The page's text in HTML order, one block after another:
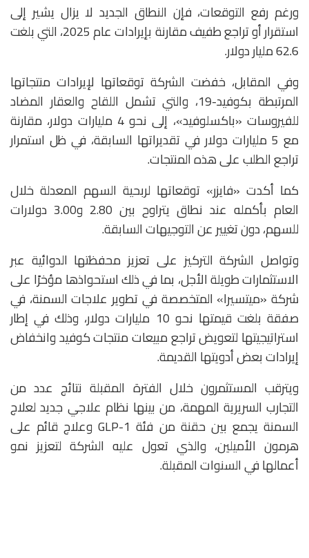
ورغم رفع التوقعات، فإن النطاق الجديد لا يزال يشير إلى
استقرار أو تراجع طفيف مقارنة بإيرادات عام 2025، التي بلغت
62.6 مليار دولار.
وفي المقابل، خفضت الشركة توقعاتها لإيرادات منتجاتها
المرتبطة بكوفيد-19، والتي تشمل اللقاح والعقار المضاد
للفيروسات «باكسلوفيد»، إلى نحو 4 مليارات دولار، مقارنة
مع 5 مليارات دولار في تقديراتها السابقة، في ظل استمرار
تراجع الطلب على هذه المنتجات.
كما أكدت «فايزر» توقعاتها لربحية السهم المعدلة خلال
العام بأكمله عند نطاق يتراوح بين 2.80 و3.00 دولارات
للسهم، دون تغيير عن التوجيهات السابقة.
وتواصل الشركة التركيز على تعزيز محفظتها الدوائية عبر
الاستثمارات طويلة الأجل، بما في ذلك استحواذها مؤخرًا على
شركة «ميتسيرا» المتخصصة في تطوير علاجات السمنة، في
صفقة بلغت قيمتها نحو 10 مليارات دولار، وذلك في إطار
استراتيجيتها لتعويض تراجع مبيعات منتجات كوفيد وانخفاض
إيرادات بعض أدويتها القديمة.
ويترقب المستثمرون خلال الفترة المقبلة نتائج عدد من
التجارب السريرية المهمة، من بينها نظام علاجي جديد لعلاج
السمنة يجمع بين حقنة من فئة GLP-1 وعلاج قائم على
هرمون الأميلين، والذي تعول عليه الشركة لتعزيز نمو
أعمالها في السنوات المقبلة.